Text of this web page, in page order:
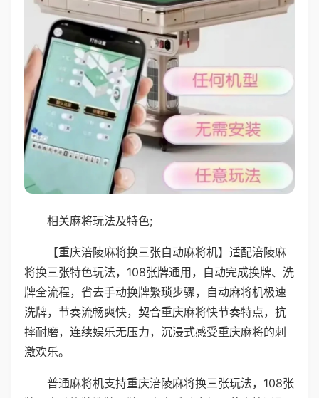
相关麻将玩法及特色;
【重庆涪陵麻将换三张自动麻将机】适配涪陵麻
将换三张特色玩法，108张牌通用，自动完成换牌、洗
牌全流程，省去手动换牌繁琐步骤，自动麻将机极速
洗牌，节奏流畅爽快，契合重庆麻将快节奏特点，抗
摔耐磨，连续娱乐无压力，沉浸式感受重庆麻将的刺
激欢乐。
普通麻将机支持重庆涪陵麻将换三张玩法，108张